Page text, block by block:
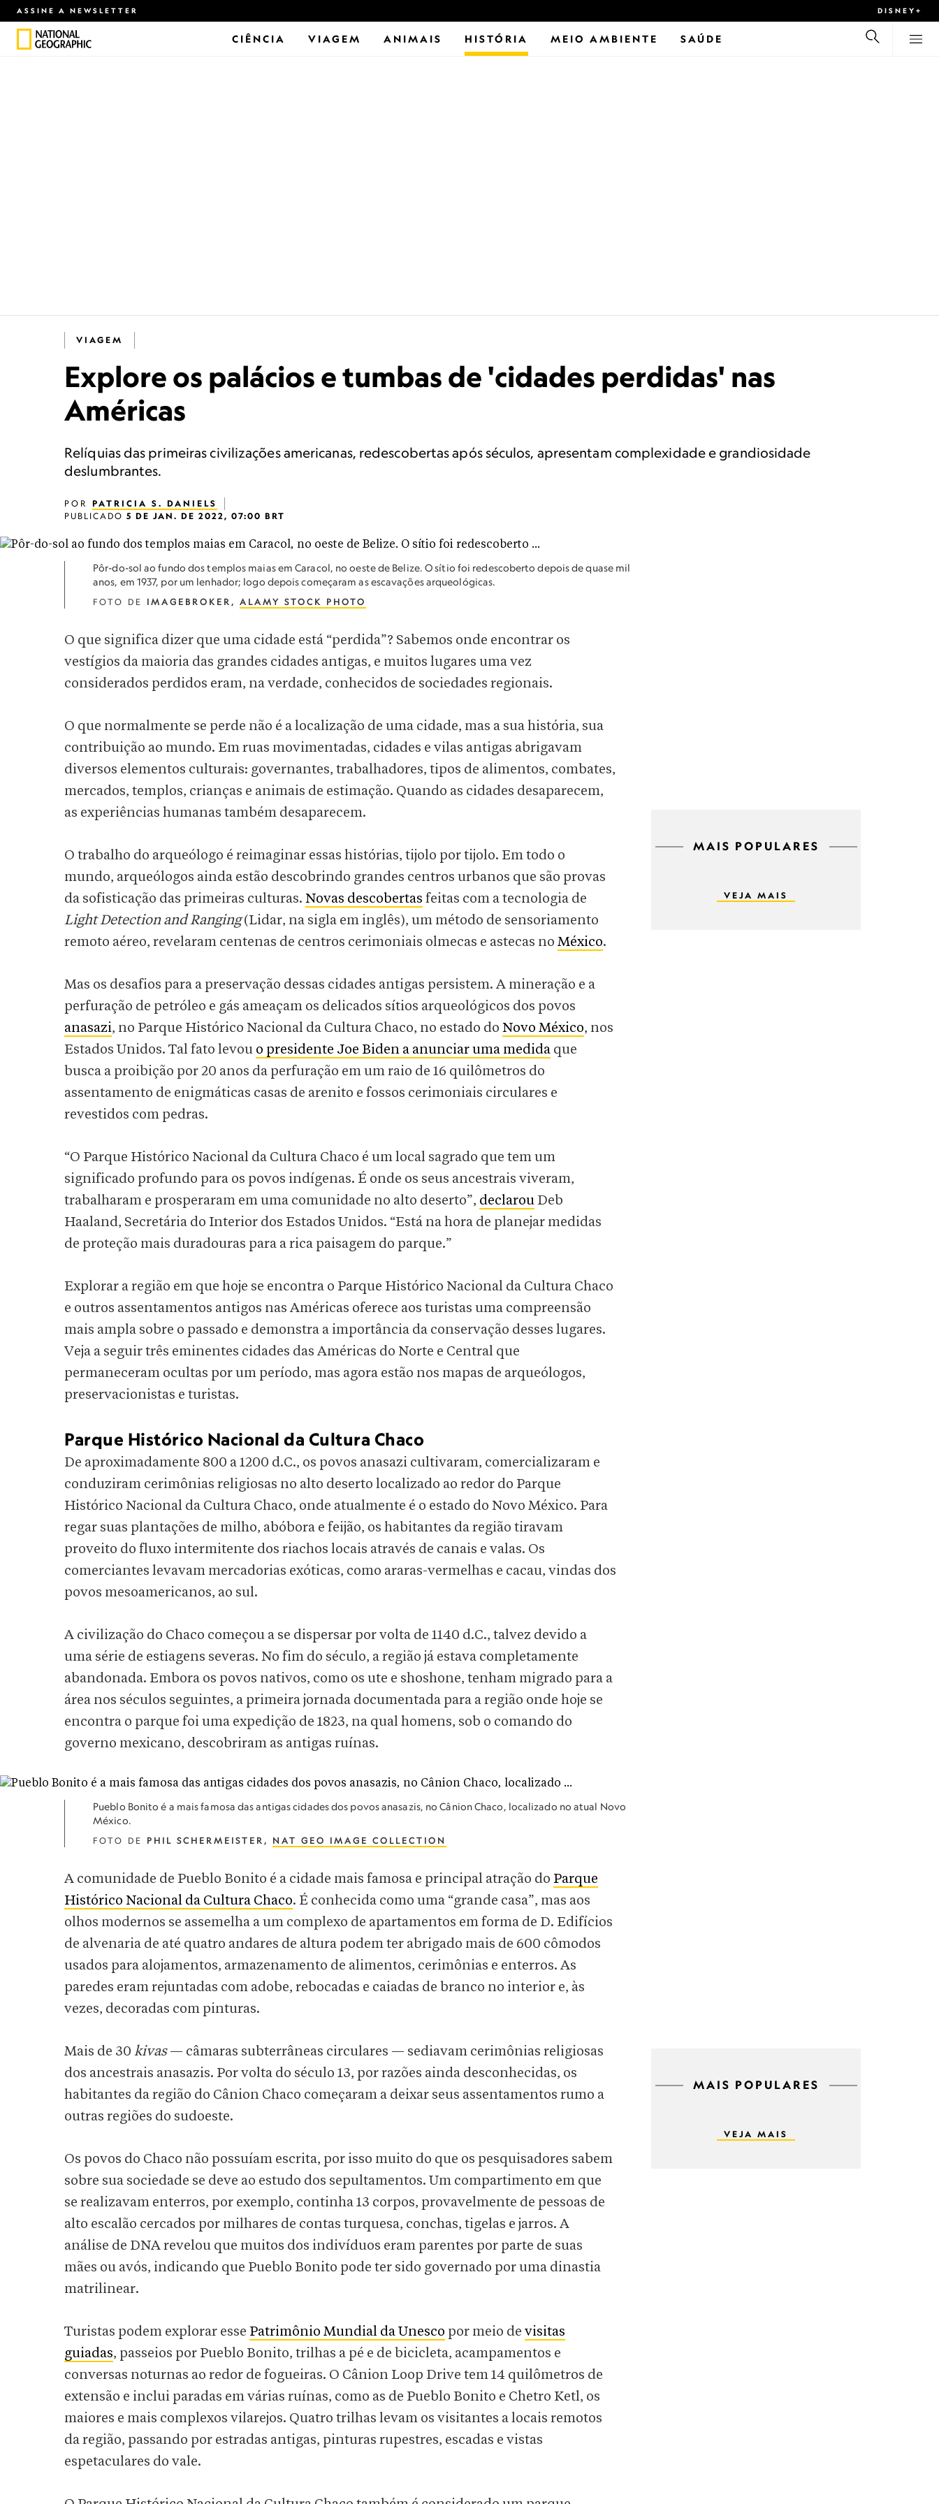
ASSINE A NEWSLETTER DISNEY+
CIÊNCIA VIAGEM ANIMAIS HISTÓRIA MEIO AMBIENTE SAÚDE
VIAGEM
Explore os palácios e tumbas de 'cidades perdidas' nas
Américas
Relíquias das primeiras civilizações americanas, redescobertas após séculos, apresentam complexidade e grandiosidade
deslumbrantes.
POR PATRICIA S. DANIELS
PUBLICADO 5 DE JAN. DE 2022, 07:00 BRT
Pôr-do-sol ao fundo dos templos maias em Caracol, no oeste de Belize. O sítio foi redescoberto depois de quase mil
anos, em 1937, por um lenhador; logo depois começaram as escavações arqueológicas.
FOTO DE IMAGEBROKER, ALAMY STOCK PHOTO
O que significa dizer que uma cidade está “perdida”? Sabemos onde encontrar os
vestígios da maioria das grandes cidades antigas, e muitos lugares uma vez
considerados perdidos eram, na verdade, conhecidos de sociedades regionais.
O que normalmente se perde não é a localização de uma cidade, mas a sua história, sua
contribuição ao mundo. Em ruas movimentadas, cidades e vilas antigas abrigavam
diversos elementos culturais: governantes, trabalhadores, tipos de alimentos, combates,
mercados, templos, crianças e animais de estimação. Quando as cidades desaparecem,
as experiências humanas também desaparecem.
O trabalho do arqueólogo é reimaginar essas histórias, tijolo por tijolo. Em todo o
mundo, arqueólogos ainda estão descobrindo grandes centros urbanos que são provas
da sofisticação das primeiras culturas. Novas descobertas feitas com a tecnologia de
Light Detection and Ranging(Lidar, na sigla em inglês), um método de sensoriamento
remoto aéreo, revelaram centenas de centros cerimoniais olmecas e astecas no México.
Mas os desafios para a preservação dessas cidades antigas persistem. A mineração e a
perfuração de petróleo e gás ameaçam os delicados sítios arqueológicos dos povos
anasazi, no Parque Histórico Nacional da Cultura Chaco, no estado do Novo México, nos
Estados Unidos. Tal fato levou o presidente Joe Biden a anunciar uma medida que
busca a proibição por 20 anos da perfuração em um raio de 16 quilômetros do
assentamento de enigmáticas casas de arenito e fossos cerimoniais circulares e
revestidos com pedras.
“O Parque Histórico Nacional da Cultura Chaco é um local sagrado que tem um
significado profundo para os povos indígenas. É onde os seus ancestrais viveram,
trabalharam e prosperaram em uma comunidade no alto deserto”, declarou Deb
Haaland, Secretária do Interior dos Estados Unidos. “Está na hora de planejar medidas
de proteção mais duradouras para a rica paisagem do parque.”
Explorar a região em que hoje se encontra o Parque Histórico Nacional da Cultura Chaco
e outros assentamentos antigos nas Américas oferece aos turistas uma compreensão
mais ampla sobre o passado e demonstra a importância da conservação desses lugares.
Veja a seguir três eminentes cidades das Américas do Norte e Central que
permaneceram ocultas por um período, mas agora estão nos mapas de arqueólogos,
preservacionistas e turistas.
Parque Histórico Nacional da Cultura Chaco
De aproximadamente 800 a 1200 d.C., os povos anasazi cultivaram, comercializaram e
conduziram cerimônias religiosas no alto deserto localizado ao redor do Parque
Histórico Nacional da Cultura Chaco, onde atualmente é o estado do Novo México. Para
regar suas plantações de milho, abóbora e feijão, os habitantes da região tiravam
proveito do fluxo intermitente dos riachos locais através de canais e valas. Os
comerciantes levavam mercadorias exóticas, como araras-vermelhas e cacau, vindas dos
povos mesoamericanos, ao sul.
A civilização do Chaco começou a se dispersar por volta de 1140 d.C., talvez devido a
uma série de estiagens severas. No fim do século, a região já estava completamente
abandonada. Embora os povos nativos, como os ute e shoshone, tenham migrado para a
área nos séculos seguintes, a primeira jornada documentada para a região onde hoje se
encontra o parque foi uma expedição de 1823, na qual homens, sob o comando do
governo mexicano, descobriram as antigas ruínas.
MAIS POPULARES
VEJA MAIS
Pueblo Bonito é a mais famosa das antigas cidades dos povos anasazis, no Cânion Chaco, localizado no atual Novo
México.
FOTO DE PHIL SCHERMEISTER, NAT GEO IMAGE COLLECTION
A comunidade de Pueblo Bonito é a cidade mais famosa e principal atração do Parque
Histórico Nacional da Cultura Chaco. É conhecida como uma “grande casa”, mas aos
olhos modernos se assemelha a um complexo de apartamentos em forma de D. Edifícios
de alvenaria de até quatro andares de altura podem ter abrigado mais de 600 cômodos
usados para alojamentos, armazenamento de alimentos, cerimônias e enterros. As
paredes eram rejuntadas com adobe, rebocadas e caiadas de branco no interior e, às
vezes, decoradas com pinturas.
Mais de 30 kivas— câmaras subterrâneas circulares — sediavam cerimônias religiosas
dos ancestrais anasazis. Por volta do século 13, por razões ainda desconhecidas, os
habitantes da região do Cânion Chaco começaram a deixar seus assentamentos rumo a
outras regiões do sudoeste.
Os povos do Chaco não possuíam escrita, por isso muito do que os pesquisadores sabem
sobre sua sociedade se deve ao estudo dos sepultamentos. Um compartimento em que
se realizavam enterros, por exemplo, continha 13 corpos, provavelmente de pessoas de
alto escalão cercados por milhares de contas turquesa, conchas, tigelas e jarros. A
análise de DNA revelou que muitos dos indivíduos eram parentes por parte de suas
mães ou avós, indicando que Pueblo Bonito pode ter sido governado por uma dinastia
matrilinear.
Turistas podem explorar esse Patrimônio Mundial da Unesco por meio de visitas
guiadas, passeios por Pueblo Bonito, trilhas a pé e de bicicleta, acampamentos e
conversas noturnas ao redor de fogueiras. O Cânion Loop Drive tem 14 quilômetros de
extensão e inclui paradas em várias ruínas, como as de Pueblo Bonito e Chetro Ketl, os
maiores e mais complexos vilarejos. Quatro trilhas levam os visitantes a locais remotos
da região, passando por estradas antigas, pinturas rupestres, escadas e vistas
espetaculares do vale.
MAIS POPULARES
VEJA MAIS